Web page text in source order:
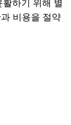
하기 위해 별
비용을 절약